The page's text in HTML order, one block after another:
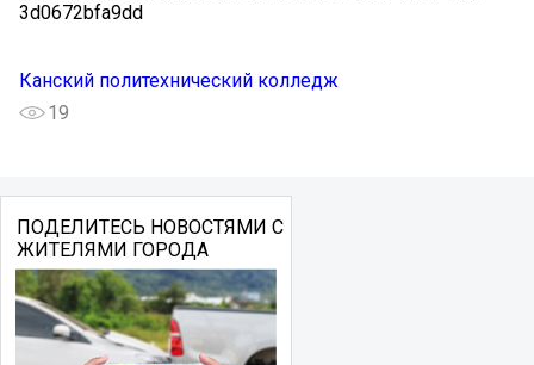
3d0672bfa9dd
Канский политехнический колледж
19
ПОДЕЛИТЕСЬ НОВОСТЯМИ С
ЖИТЕЛЯМИ ГОРОДА